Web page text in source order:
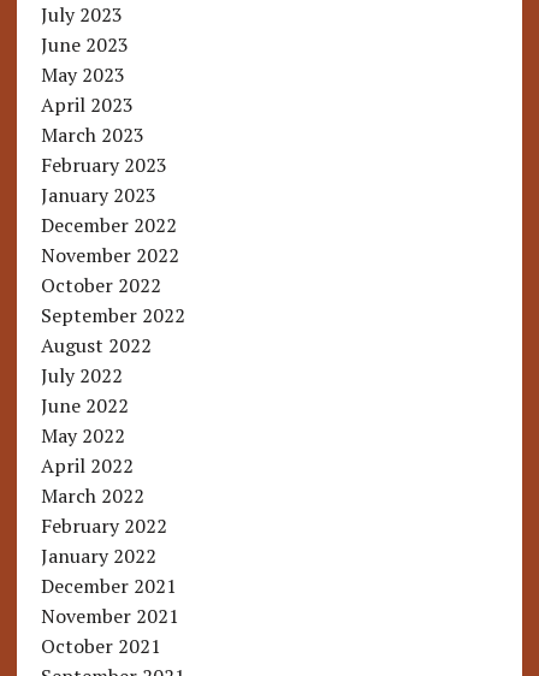
July 2023
June 2023
May 2023
April 2023
March 2023
February 2023
January 2023
December 2022
November 2022
October 2022
September 2022
August 2022
July 2022
June 2022
May 2022
April 2022
March 2022
February 2022
January 2022
December 2021
November 2021
October 2021